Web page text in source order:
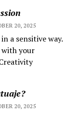
20, 2025
a sensitive way.
with your
20, 2025